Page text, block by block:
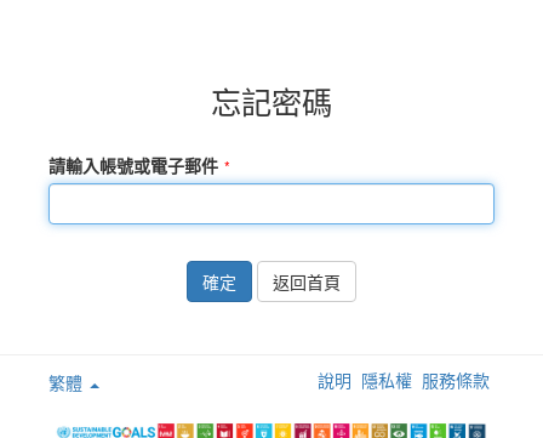
忘記密碼
請輸入帳號或電子郵件
確定 返回首頁
繁體 說明 隱私權 服務條款